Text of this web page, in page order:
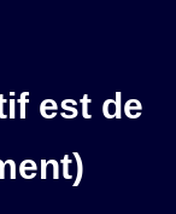
est de